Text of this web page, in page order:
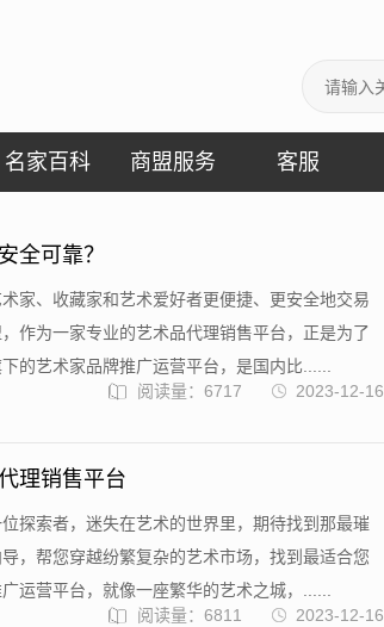
名家百科 商盟服务 客服
全可靠？
家、收藏家和艺术爱好者更便捷、更安全地交易
作为一家专业的艺术品代理销售平台，正是为了
的艺术家品牌推广运营平台，是国内比......
2023-12-16
阅读量：6717
理销售平台
探索者，迷失在艺术的世界里，期待找到那最璀
，帮您穿越纷繁复杂的艺术市场，找到最适合您
运营平台，就像一座繁华的艺术之城，......
2023-12-16
阅读量：6811